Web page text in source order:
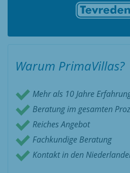
Warum PrimaVillas?
Mehr als 10 Jahre
Beratung im gesamten
Reiches Angebot
Fachkundige Beratung
Kontakt in den